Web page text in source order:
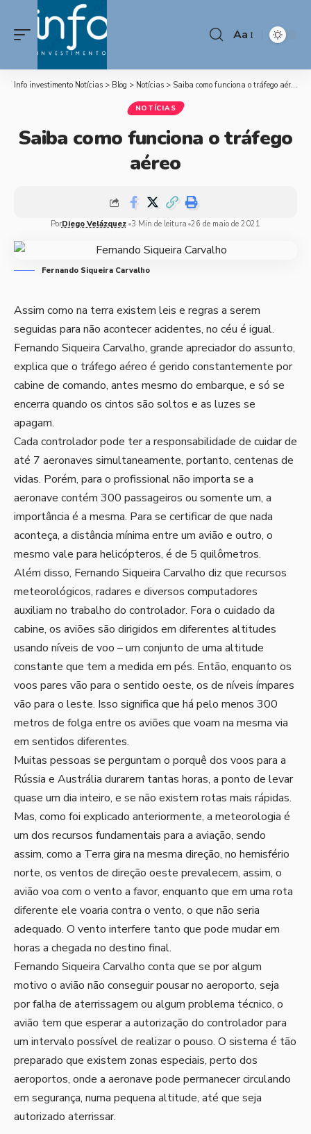
Aa
Info investimento Notícias > Blog > Notícias > Saiba como funciona o tráfego aéreo
NOTÍCIAS
Saiba como funciona o tráfego
aéreo
PorDiego Velázquez 3 Min de leitura 26 de maio de 2021
Fernando Siqueira Carvalho
Assim como na terra existem leis e regras a serem
seguidas para não acontecer acidentes, no céu é igual.
Fernando Siqueira Carvalho, grande apreciador do assunto,
explica que o tráfego aéreo é gerido constantemente por
cabine de comando, antes mesmo do embarque, e só se
encerra quando os cintos são soltos e as luzes se
apagam.
Cada controlador pode ter a responsabilidade de cuidar de
até 7 aeronaves simultaneamente, portanto, centenas de
vidas. Porém, para o profissional não importa se a
aeronave contém 300 passageiros ou somente um, a
importância é a mesma. Para se certificar de que nada
aconteça, a distância mínima entre um avião e outro, o
mesmo vale para helicópteros, é de 5 quilômetros.
Além disso, Fernando Siqueira Carvalho diz que recursos
meteorológicos, radares e diversos computadores
auxiliam no trabalho do controlador. Fora o cuidado da
cabine, os aviões são dirigidos em diferentes altitudes
usando níveis de voo – um conjunto de uma altitude
constante que tem a medida em pés. Então, enquanto os
voos pares vão para o sentido oeste, os de níveis ímpares
vão para o leste. Isso significa que há pelo menos 300
metros de folga entre os aviões que voam na mesma via
em sentidos diferentes.
Muitas pessoas se perguntam o porquê dos voos para a
Rússia e Austrália durarem tantas horas, a ponto de levar
quase um dia inteiro, e se não existem rotas mais rápidas.
Mas, como foi explicado anteriormente, a meteorologia é
um dos recursos fundamentais para a aviação, sendo
assim, como a Terra gira na mesma direção, no hemisfério
norte, os ventos de direção oeste prevalecem, assim, o
avião voa com o vento a favor, enquanto que em uma rota
diferente ele voaria contra o vento, o que não seria
adequado. O vento interfere tanto que pode mudar em
horas a chegada no destino final.
Fernando Siqueira Carvalho conta que se por algum
motivo o avião não conseguir pousar no aeroporto, seja
por falha de aterrissagem ou algum problema técnico, o
avião tem que esperar a autorização do controlador para
um intervalo possível de realizar o pouso. O sistema é tão
preparado que existem zonas especiais, perto dos
aeroportos, onde a aeronave pode permanecer circulando
em segurança, numa pequena altitude, até que seja
autorizado aterrissar.